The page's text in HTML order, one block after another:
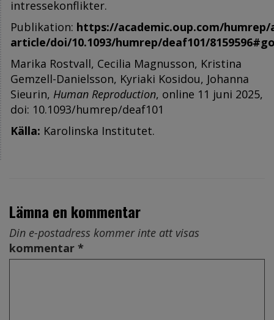
intressekonflikter.
Publikation: https://academic.oup.com/humrep/
article/doi/10.1093/humrep/deaf101/
Marika Rostvall, Cecilia Magnusson, Kristina
Gemzell-Danielsson, Kyriaki Kosidou, Johanna
Sieurin, Human Reproduction, online 11 juni 2025,
doi: 10.1093/humrep/deaf101
Källa: Karolinska Institutet.
Lämna en kommentar
Din e-postadress kommer inte att visas
kommentar *